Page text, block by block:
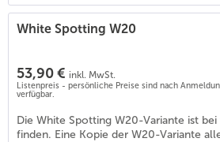
White Spotting W20
53,90 € inkl. MwSt.
Listenpreis - persönliche Preise sind nach
verfügbar.
Die White Spotting W20-Variante ist bei
finden. Eine Kopie der W20-Variante